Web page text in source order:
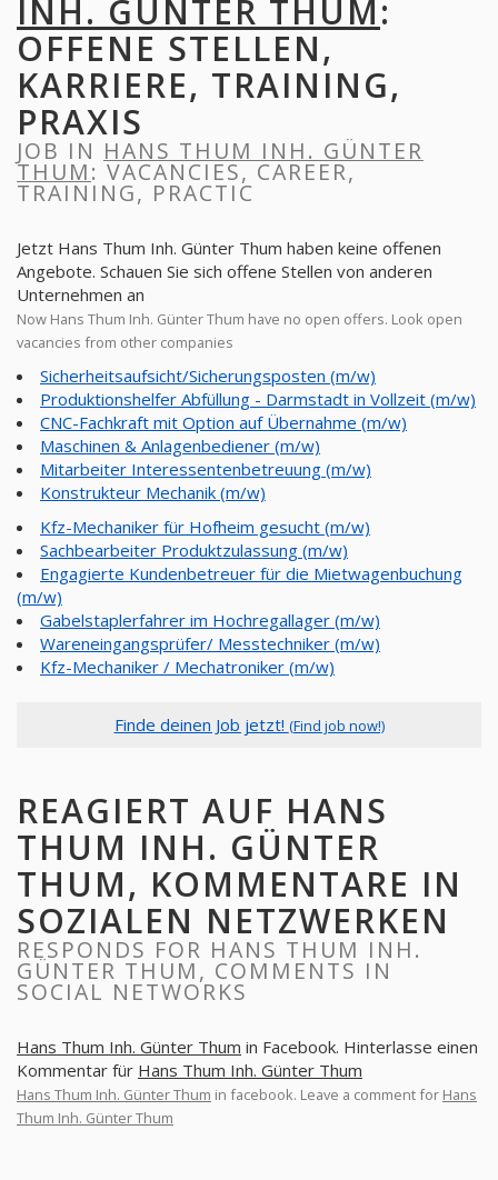
INH. GÜNTER THUM :
OFFENE STELLEN,
KARRIERE, TRAINING,
PRAXIS
JOB IN HANS THUM INH. GÜNTER
THUM: VACANCIES, CAREER,
TRAINING, PRACTIC
Jetzt Hans Thum Inh. Günter Thum haben keine offenen
Angebote. Schauen Sie sich offene Stellen von anderen
Unternehmen an
Now Hans Thum Inh. Günter Thum have no open offers. Look open
vacancies from other companies
Sicherheitsaufsicht/Sicherungsposten (m/w)
Produktionshelfer Abfüllung - Darmstadt in Vollzeit (m/w)
CNC-Fachkraft mit Option auf Übernahme (m/w)
Maschinen & Anlagenbediener (m/w)
Mitarbeiter Interessentenbetreuung (m/w)
Konstrukteur Mechanik (m/w)
Kfz-Mechaniker für Hofheim gesucht (m/w)
Sachbearbeiter Produktzulassung (m/w)
Engagierte Kundenbetreuer für die Mietwagenbuchung
(m/w)
Gabelstaplerfahrer im Hochregallager (m/w)
Wareneingangsprüfer/ Messtechniker (m/w)
Kfz-Mechaniker / Mechatroniker (m/w)
Finde deinen Job jetzt! (Find job now!)
REAGIERT AUF HANS
THUM INH. GÜNTER
THUM, KOMMENTARE IN
SOZIALEN NETZWERKEN
RESPONDS FOR HANS THUM INH.
GÜNTER THUM, COMMENTS IN
SOCIAL NETWORKS
Hans Thum Inh. Günter Thum in Facebook. Hinterlasse einen
Kommentar für Hans Thum Inh. Günter Thum
Hans Thum Inh. Günter Thum in facebook. Leave a comment for Hans
Thum Inh. Günter Thum